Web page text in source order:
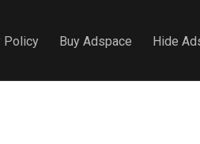
Policy Buy Adspace Hide